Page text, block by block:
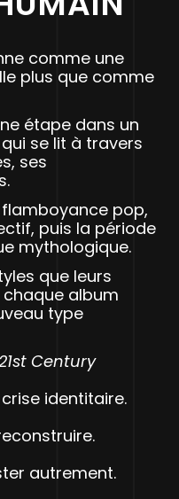
comme une
plus que comme
étape dans un
se lit à travers
ses
pop,
puis la période
mythologique.
que leurs
album
type
Century
identitaire.
autrement.